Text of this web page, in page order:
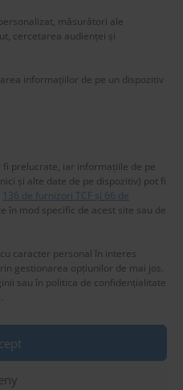
măsurători ale
cercetarea audienței și
informațiilor de pe un dispozitiv
prelucrate, iar informațiile de pe
și alte date de pe dispozitiv) pot fi
136 de furnizori TCF și 66 de
în mod specific de acest site sau de
caracter personal în interes
gestionarea opțiunilor de mai jos.
sau în politica de confidențialitate
By continuing to use this